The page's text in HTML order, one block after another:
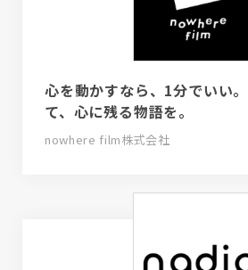
心を動かすなら、1分でいい
て、心に残る物語を。
nowhere film株式会社